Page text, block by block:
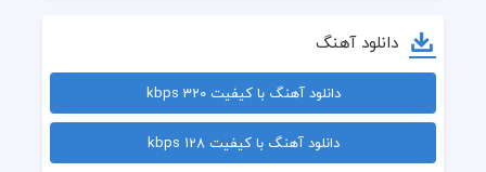
دانلود آهنگ
دانلود آهنگ با کیفیت 320 kbps
دانلود آهنگ با کیفیت 128 kbps